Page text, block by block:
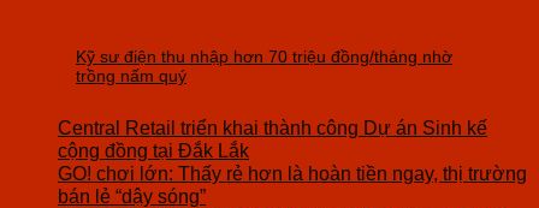
Kỹ sư điện thu nhập hơn 70 triệu đồng/tháng nhờ
trồng nấm quý
Central Retail triển khai thành công Dự án Sinh kế
cộng đồng tại Đắk Lắk
GO! chơi lớn: Thấy rẻ hơn là hoàn tiền ngay, thị trường
bán lẻ “dậy sóng”